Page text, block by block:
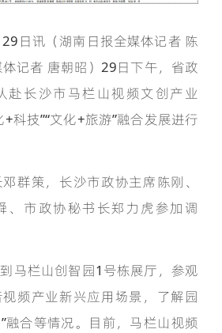
讯（湖南日报全媒体记者 陈
记者 唐朝昭）29日下午，省政
赴长沙市马栏山视频文创产业
科技”“文化+旅游”融合发展进行
策，长沙市政协主席陈刚、
、市政协秘书长郑力虎参加调
栏山创智园1号栋展厅，参观
频产业新兴应用场景，了解园
融合等情况。目前，马栏山视频